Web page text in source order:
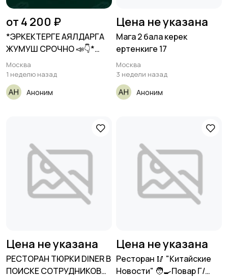
от 4 200 ₽
*ЭРКЕКТЕРГЕ АЯЛДАРГА
ЖУМУШ СРОЧНО 📣👇*
Московская
Москва
1 неделю назад
Аноним
Цена не указана
Мага 2 бала керек
ертенкиге 17
Москва
3 недели назад
Аноним
Цена не указана
РЕСТОРАН ТЮРКИ DINER В
ПОИСКЕ СОТРУДНИКОВ🔥
Цена не указана
Ресторан 🥢 "Китайские
Новости" 🧑‍🍳Повар Г/